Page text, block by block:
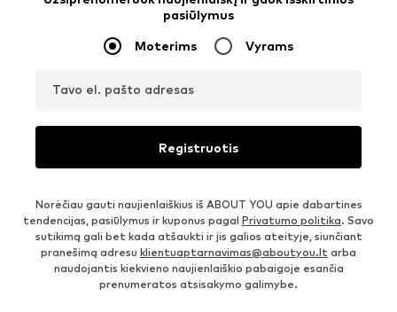
pasiūlymus
Moterims Vyrams
Tavo el. pašto adresas
Registruotis
Norėčiau gauti naujienlaiškius iš ABOUT YOU apie dabartines
tendencijas, pasiūlymus ir kuponus pagal Privatumo politika. Savo
sutikimą gali bet kada atšaukti ir jis galios ateityje, siunčiant
pranešimą adresu klientuaptarnavimas@aboutyou.lt arba
naudojantis kiekvieno naujienlaiškio pabaigoje esančia
prenumeratos atsisakymo galimybe.